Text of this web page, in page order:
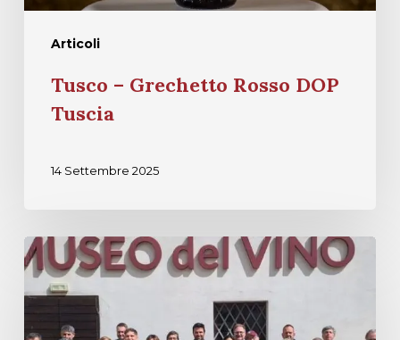
Articoli
Tusco – Grechetto Rosso DOP
Tuscia
14 Settembre 2025